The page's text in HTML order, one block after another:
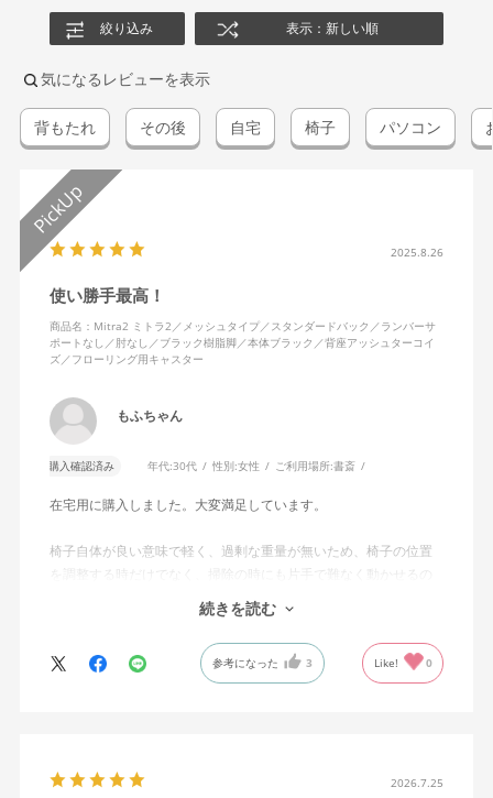
絞り込み 表示：新しい順
気になるレビューを表示
背もたれ その後 自宅 椅子 パソコン
2025.8.26
使い勝手最高！
商品名：Mitra2 ミトラ2／メッシュタイプ／スタンダードバック／ランバーサ
ポートなし／肘なし／ブラック樹脂脚／本体ブラック／背座アッシュターコイ
ズ／フローリング用キャスター
もふちゃん
購入確認済み 年代:30代 性別:女性 ご利用場所:書斎
在宅用に購入しました。大変満足しています。
椅子自体が良い意味で軽く、過剰な重量が無いため、椅子の位置
を調整する時だけでなく、掃除の時にも片手で難なく動かせるの
で、ストレスを感じません。
背中はメッシュ素材でハリがあり、沈み込みすぎないところが気
に入っています。色も画像通りのアッシュブルーで、部屋の差し
色になっています。
キャスターはフローリング用を選びました。とにかく動きが滑ら
思います。良い商品に巡り会えてとても嬉しいです。
続きを読む
参考になった 3 Like! 0
2026.7.25